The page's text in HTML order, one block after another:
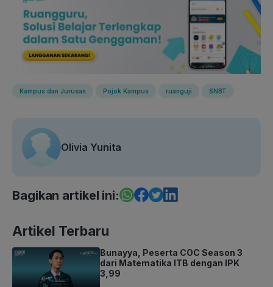
Kampus dan Jurusan Pojok Kampus ruanguji SNBT
Olivia Yunita
Bagikan artikel ini:
Artikel Terbaru
Bunayya, Peserta COC Season 3
dari Matematika ITB dengan IPK
3,99